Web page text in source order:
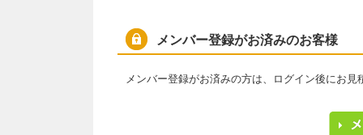
メンバー登録がお済みのお客様
メンバー登録がお済みの方は、ログイン後にお見